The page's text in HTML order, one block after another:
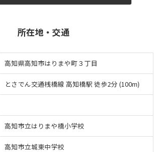
所在地・交通
高知県高知市はりまや町３丁目
とさでん交通桟橋線 高知橋駅 徒歩2分 (100m)
高知市立はりまや橋小学校
高知市立城東中学校